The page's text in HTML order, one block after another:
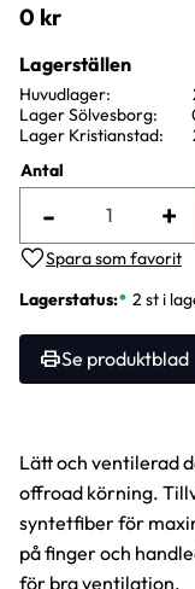
0 kr
Antal
+
-
Lägg till i favoriter
Lagerstatus 2 st i
Se produktblad
Lagerställen
Huvudlager
Lager Sölvesborg
Lager Kristianstad
Lätt och ventilerad
offroad körning.
syntetfiber för
på finger och
för bra ventilation.